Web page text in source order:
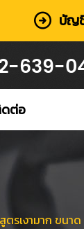
บัญ
639-
ต่อ
ตรเงามาก ขนา